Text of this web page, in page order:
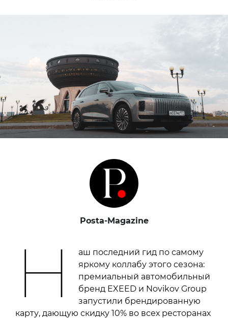
Posta-Magazine
Н
аш последний гид по самому
яркому коллабу этого сезона:
премиальный автомобильный
бренд EXEED и Novikov Group
запустили брендированную
карту, дающую скидку 10% во всех ресторанах